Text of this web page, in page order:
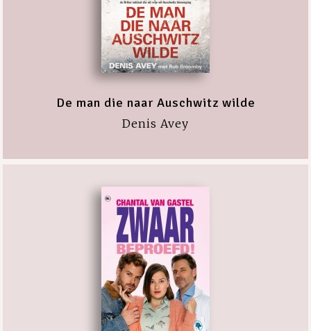
De man die naar Auschwitz wilde
Denis Avey